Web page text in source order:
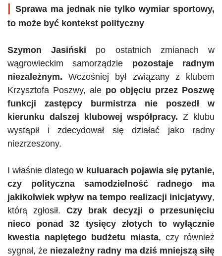
| Sprawa ma jednak nie tylko wymiar sportowy,
to może być kontekst polityczny
Szymon Jasiński po ostatnich zmianach w
wągrowieckim samorządzie pozostaje radnym
niezależnym. Wcześniej był związany z klubem
Krzysztofa Poszwy, ale po objęciu przez Poszwę
funkcji zastępcy burmistrza nie poszedł w
kierunku dalszej klubowej współpracy. Z klubu
wystąpił i zdecydował się działać jako radny
niezrzeszony.
I właśnie dlategow kuluarach pojawia się pytanie,
czy polityczna samodzielność radnego ma
jakikolwiek wpływ na tempo realizacji inicjatywy,
którą zgłosił. Czy brak decyzji o przesunięciu
nieco ponad 32 tysięcy złotych to wyłącznie
kwestia napiętego budżetu miasta, czy również
sygnał, że niezależny radny ma dziś mniejszą siłę